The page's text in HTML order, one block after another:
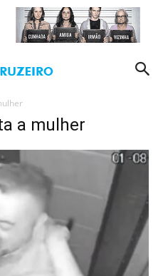
a mulher